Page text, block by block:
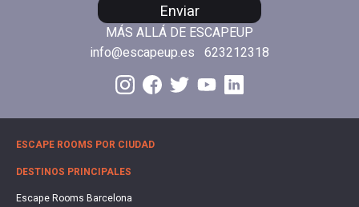
Enviar
MÁS ALLÁ DE ESCAPEUP
info@escapeup.es 623212318
ESCAPE ROOMS POR CIUDAD
DESTINOS PRINCIPALES
Escape Rooms Barcelona